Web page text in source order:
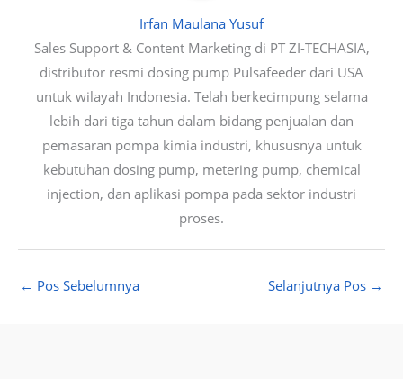
Irfan Maulana Yusuf
Sales Support & Content Marketing di PT ZI-TECHASIA,
distributor resmi dosing pump Pulsafeeder dari USA
untuk wilayah Indonesia. Telah berkecimpung selama
lebih dari tiga tahun dalam bidang penjualan dan
pemasaran pompa kimia industri, khususnya untuk
kebutuhan dosing pump, metering pump, chemical
injection, dan aplikasi pompa pada sektor industri
proses.
← Pos Sebelumnya Selanjutnya Pos →